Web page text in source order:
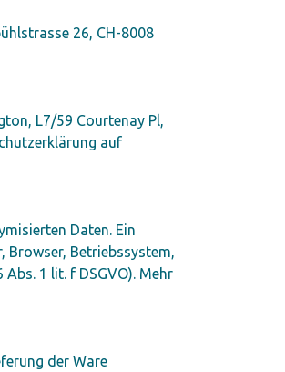
26, CH-8008
L7/59 Courtenay Pl,
auf
Daten. Ein
Browser, Betriebssystem,
1 lit. f DSGVO). Mehr
der Ware